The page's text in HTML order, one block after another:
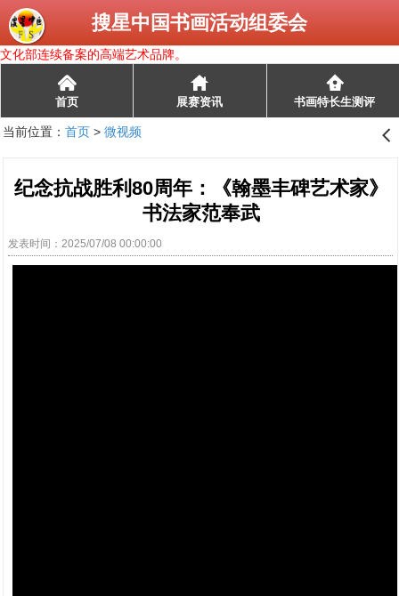
搜星中国书画活动组委会
文化部连续备案的高端艺术品牌。
󰄫
首页 展赛资讯 书画特长生测评
当前位置： 首页> 微视频 󰊒
纪念抗战胜利80周年：《翰墨丰碑艺术家》
书法家范奉武
发表时间：2025/07/08 00:00:00